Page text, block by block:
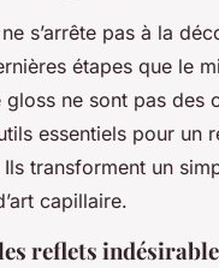
s’arrête pas à la
étapes que le
gloss ne sont pas des
essentiels pour un
transforment un
capillaire.
reflets